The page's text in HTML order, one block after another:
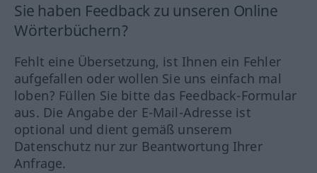
Sie haben Feedback zu unseren Online
Wörterbüchern?
Fehlt eine Übersetzung, ist Ihnen ein Fehler
aufgefallen oder wollen Sie uns einfach mal
loben? Füllen Sie bitte das Feedback-Formular
aus. Die Angabe der E-Mail-Adresse ist
optional und dient gemäß unserem
Datenschutz nur zur Beantwortung Ihrer
Anfrage.